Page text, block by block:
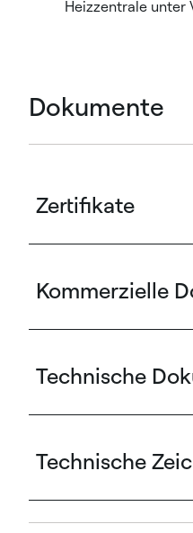
Heizzentrale unter
Dokumente
Zertifikate
Kommerzielle
Technische
Technische